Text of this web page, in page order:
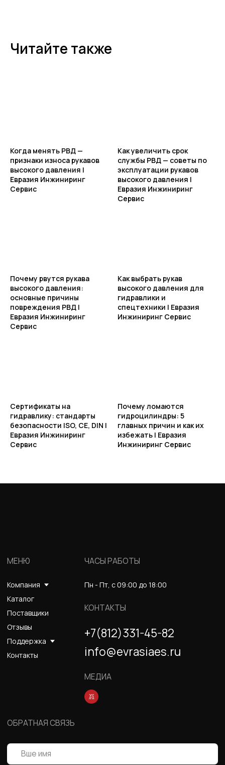
Читайте также
Когда менять РВД —
признаки износа рукавов
высокого давления |
Евразия Инжиниринг
Сервис
Как увеличить срок
службы РВД — советы по
эксплуатации рукавов
высокого давления |
Евразия Инжиниринг
Сервис
Почему рвутся рукава
высокого давления:
основные причины
повреждения РВД |
Евразия Инжиниринг
Сервис
Как выбрать рукав
высокого давления для
гидравлики и
спецтехники | Евразия
Инжиниринг Сервис
Сертификаты на
гидравлику: стандарты
безопасности ISO, CE, DIN |
Евразия Инжиниринг
Сервис
Почему ломаются
гидроцилиндры: 5
главных причин и как их
избежать | Евразия
Инжиниринг Сервис